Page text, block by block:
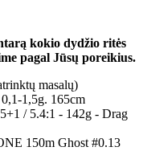
kokio dydžio ritės
pagal Jūsų poreikius.
masalų)
1,5g. 165cm
/ 5.4:1 - 142g - Drag
150m Ghost #0.13